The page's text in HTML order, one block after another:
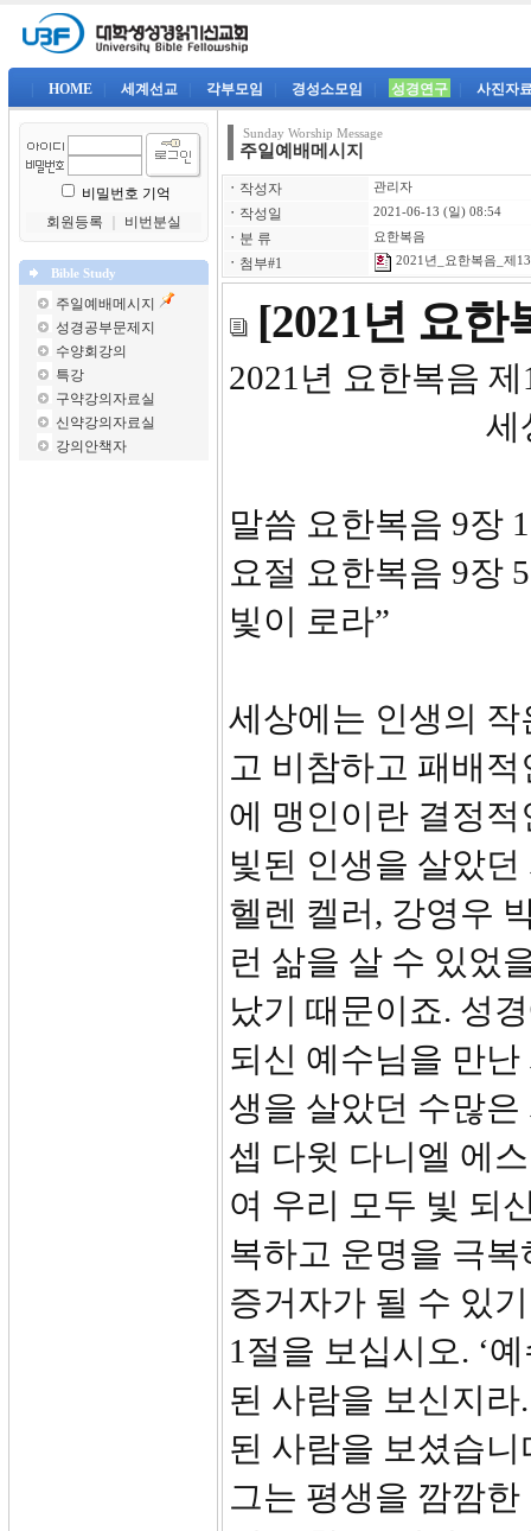
HOME 세계선교 각부모임 경성소모임 성경연구 사진자
비밀번호 기억
회원등록
비번분실
Bible Study
주일예배메시지
성경공부문제지
수양회강의
특강
구약강의자료실
신약강의자료실
강의안책자
Sunday Worship Message
주일예배메시지
ㆍ 작성자 관리자
ㆍ 작성일 2021-06-13 (일) 08:54
ㆍ 분 류 요한복음
ㆍ 첨부#1 2021년_요한복음_제
[2021년 요한
2021년 요
세상의
말씀 요한복음 9장
요절 요한복음 9장
빛이 로라”
세상에는 인생의
고 비참하고 패배
에 맹인이란 결정
빛된 인생을 살았
헬렌 켈러, 강영우
런 삶을 살 수 있었
났기 때문이죠. 성
되신 예수님을 만
생을 살았던 수많
셉 다윗 다니엘 에
여 우리 모두 빛 되
복하고 운명을 극
증거자가 될 수 있
1절을 보십시오. ‘
된 사람을 보신지
된 사람을 보셨습
그는 평생을 깜깜